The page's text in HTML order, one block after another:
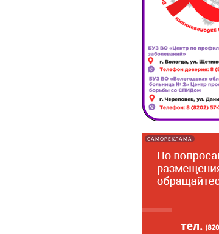
САМОРЕКЛАМА